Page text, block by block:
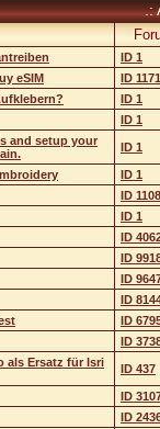
.:
ID 1
eSIM
ID
ID 1
ID 1
and setup your
ID 1
ID 1
ID
ID 1
ID
ID
ID
ID
ID
ID
als Ersatz für Isri
ID 437
ID
ID